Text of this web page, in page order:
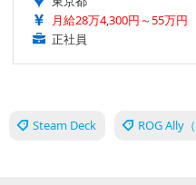
月給28万4,300円～55万円
正社員
Steam Deck ROG Ally